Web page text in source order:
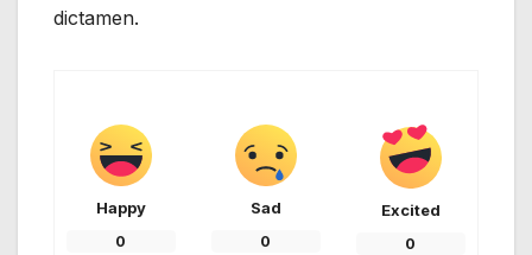
dictamen.
Happy
0
Sad
0
Excited
0